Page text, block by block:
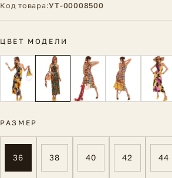
Код товара:УТ-00008500
ЦВЕТ МОДЕЛИ
РАЗМЕР
36 38 40 42 44